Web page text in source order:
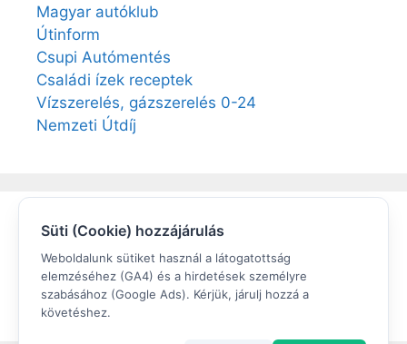
Süti (Cookie) hozzájárulás
Weboldalunk sütiket használ a látogatottság
elemzéséhez (GA4) és a hirdetések személyre
szabásához (Google Ads). Kérjük, járulj hozzá a
követéshez.
Magyar autóklub
Útinform
Csupi Autómentés
Családi ízek receptek
Vízszerelés, gázszerelés 0-24
Nemzeti Útdíj
Elégedett volt?
Értékeljen a Google cégem oldalunkon!